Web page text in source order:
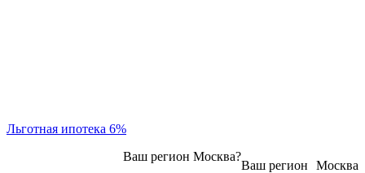
Льготная ипотека 6%
Москва
Ваш регион
Ваш регион Москва?